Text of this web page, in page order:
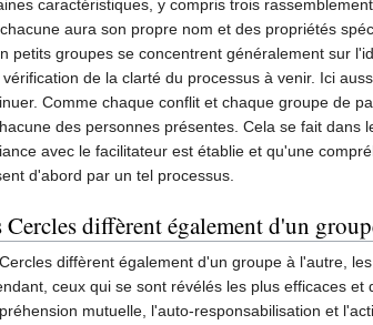
caractéristiques, y compris trois
aura son propre nom et des propriétés
petits groupes se concentrent généralement sur
de la clarté du processus à venir. Ici
Comme chaque conflit et chaque groupe de
des personnes présentes. Cela se fait dans
avec le facilitateur est établie et qu'une
d'abord par un tel processus.
Cercles diffèrent également d'un
diffèrent également d'un groupe à l'autre,
ceux qui se sont révélés les plus efficaces
mutuelle, l'auto-responsabilisation et